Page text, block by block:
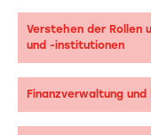
Verstehen der Rollen
und -institutionen
Finanzverwaltung